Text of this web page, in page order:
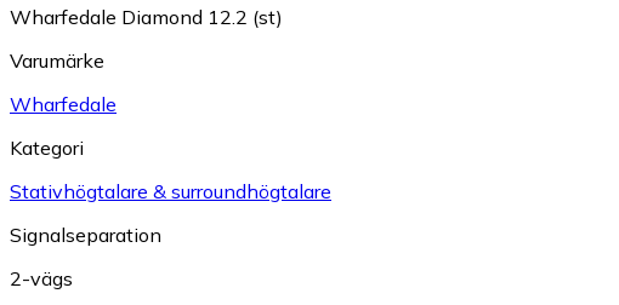
Wharfedale Diamond 12.2 (st)
Varumärke
Wharfedale
Kategori
Stativhögtalare & surroundhögtalare
Signalseparation
2-vägs